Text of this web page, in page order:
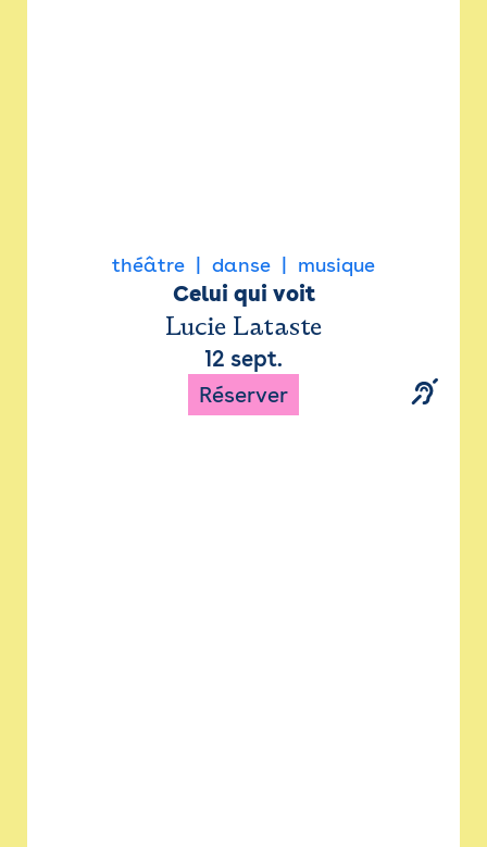
théâtre danse musique
Celui qui voit
Lucie Lataste
12 sept.
Réserver